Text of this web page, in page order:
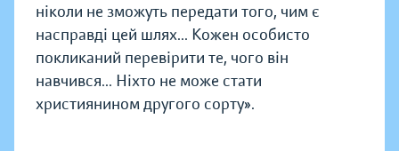
ніколи не зможуть передати того, чим є
насправді цей шлях... Кожен особисто
покликаний перевірити те, чого він
навчився... Ніхто не може стати
християнином другого сорту».